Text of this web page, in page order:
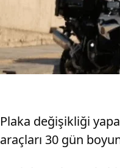
Plaka değişikliği
araçları 30 gün